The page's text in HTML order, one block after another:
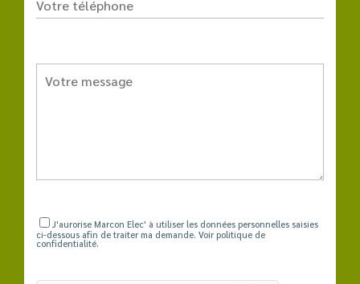
J'aurorise Marcon Elec' à utiliser les données personnelles saisies
ci-dessous afin de traiter ma demande. Voir politique de
confidentialité.